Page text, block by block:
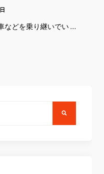
などを乗り継いでい …